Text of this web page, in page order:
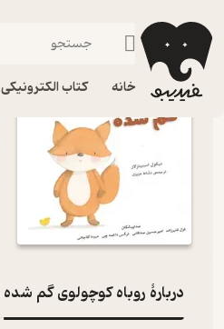
خانه کتاب الکترونیکی
فیدیبو کتاب صوتی
دربارۀ روباه کوچولوی گم شده